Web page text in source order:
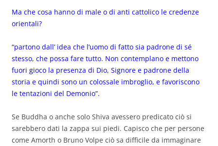
Ma che cosa hanno di male o di anti cattolico le credenze
orientali?
“partono dall’ idea che l’uomo di fatto sia padrone di sé
stesso, che possa fare tutto. Non contemplano e mettono
fuori gioco la presenza di Dio, Signore e padrone della
storia e quindi sono un colossale imbroglio, e favoriscono
le tentazioni del Demonio”.
Se Buddha o anche solo Shiva avessero predicato ciò si
sarebbero dati la zappa sui piedi. Capisco che per persone
come Amorth o Bruno Volpe ciò sa difficile da immaginare